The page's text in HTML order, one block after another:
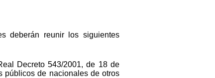
deberán reunir los siguientes
Decreto 543/2001, de 18 de
públicos de nacionales de otros